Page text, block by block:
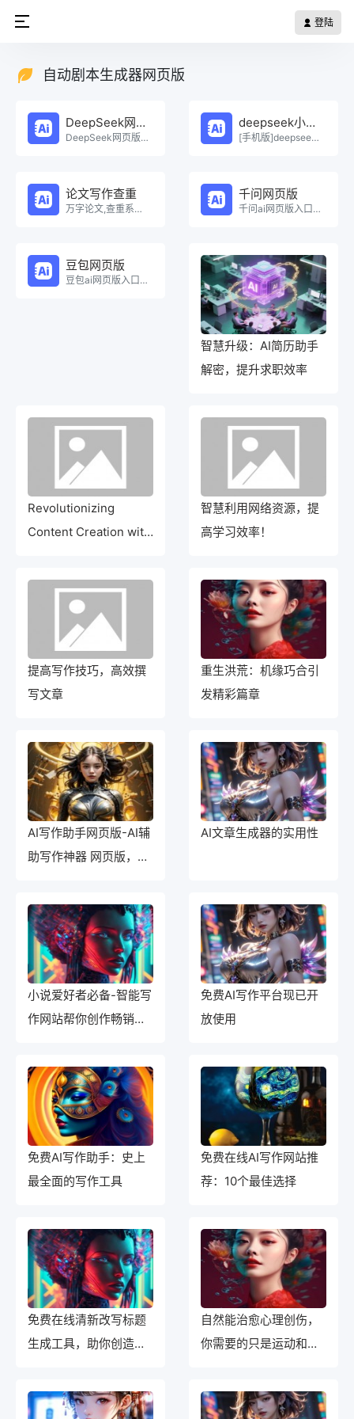
登陆
自动剧本生成器网页版
DeepSeek网页版
DeepSeek网页版在线免费体验。
deepseek小程序
[手机版]deepseek小程序在线使用。
论文写作查重
万字论文,查重系统，Ai一键生成原创论文，权威查重系统，论文生成，论文写作，论文查重，论文致谢，论文。
千问网页版
千问ai网页版入口在线使用。
豆包网页版
豆包ai网页版入口在线使用。
智慧升级：AI简历助手
解密，提升求职效率
Revolutionizing
Content Creation with
Articles Rewrite Titles
in 50 Words or Fewer
智慧利用网络资源，提
高学习效率！
提高写作技巧，高效撰
写文章
重生洪荒：机缘巧合引
发精彩篇章
AI写作助手网页版-AI辅
助写作神器 网页版，让
AI文章生成器的实用性
小说爱好者必备-智能写
作网站帮你创作畅销小
免费AI写作平台现已开
放使用
免费AI写作助手：史上
最全面的写作工具
免费在线AI写作网站推
荐：10个最佳选择
免费在线清新改写标题
生成工具，助你创造优
自然能治愈心理创伤，
你需要的只是运动和户